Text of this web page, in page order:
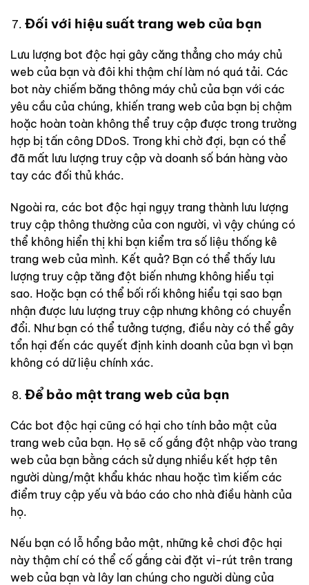
Đối với hiệu suất trang web của bạn
Lưu lượng bot độc hại gây căng thẳng cho máy chủ
web của bạn và đôi khi thậm chí làm nó quá tải. Các
bot này chiếm băng thông máy chủ của bạn với các
yêu cầu của chúng, khiến trang web của bạn bị chậm
hoặc hoàn toàn không thể truy cập được trong trường
hợp bị tấn công DDoS. Trong khi chờ đợi, bạn có thể
đã mất lưu lượng truy cập và doanh số bán hàng vào
tay các đối thủ khác.
Ngoài ra, các bot độc hại ngụy trang thành lưu lượng
truy cập thông thường của con người, vì vậy chúng có
thể không hiển thị khi bạn kiểm tra số liệu thống kê
trang web của mình. Kết quả? Bạn có thể thấy lưu
lượng truy cập tăng đột biến nhưng không hiểu tại
sao. Hoặc bạn có thể bối rối không hiểu tại sao bạn
nhận được lưu lượng truy cập nhưng không có chuyển
đổi. Như bạn có thể tưởng tượng, điều này có thể gây
tổn hại đến các quyết định kinh doanh của bạn vì bạn
không có dữ liệu chính xác.
Để bảo mật trang web của bạn
Các bot độc hại cũng có hại cho tính bảo mật của
trang web của bạn. Họ sẽ cố gắng đột nhập vào trang
web của bạn bằng cách sử dụng nhiều kết hợp tên
người dùng/mật khẩu khác nhau hoặc tìm kiếm các
điểm truy cập yếu và báo cáo cho nhà điều hành của
họ.
Nếu bạn có lỗ hổng bảo mật, những kẻ chơi độc hại
này thậm chí có thể cố gắng cài đặt vi-rút trên trang
web của bạn và lây lan chúng cho người dùng của